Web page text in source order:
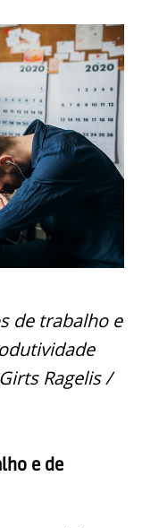
de trabalho e
Ragelis /
e de